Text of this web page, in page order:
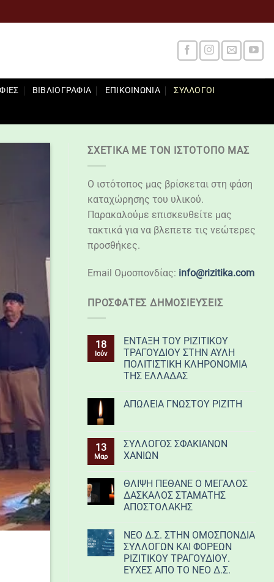
ΒΙΒΛΙΟΓΡΑΦΊΑ ΕΠΙΚΟΙΝΩΝΊΑ ΣΎΛΛΟΓΟΙ
ΣΧΕΤΙΚΆ ΜΕ ΤΟΝ ΙΣΤΌΤΟΠΌ ΜΑΣ
Ο ιστότοπος μας βρίσκεται στη φάση
καταχώρησης του υλικού.
Παρακαλούμε επισκευθείτε μας
τακτικά για να βλεπετε τις νεώτερες
προσθήκες.
Email Ομοσπονδίας: info@rizitika.com
ΠΡΌΣΦΑΤΕΣ ΔΗΜΟΣΙΕΎΣΕΙΣ
18
Ιούν
ΕΝΤΑΞΗ ΤΟΥ ΡΙΖΙΤΙΚΟΥ
ΤΡΑΓΟΥΔΙΟΥ ΣΤΗΝ ΑΥΛΗ
ΠΟΛΙΤΙΣΤΙΚΗ ΚΛΗΡΟΝΟΜΙΑ
ΤΗΣ ΕΛΛΑΔΑΣ
ΑΠΩΛΕΙΑ ΓΝΩΣΤΟΥ ΡΙΖΙΤΗ
13
Μαρ
ΣΥΛΛΟΓΟΣ ΣΦΑΚΙΑΝΩΝ
ΧΑΝΙΩΝ
ΘΛΙΨΗ ΠΕΘΑΝΕ Ο ΜΕΓΑΛΟΣ
ΔΑΣΚΑΛΟΣ ΣΤΑΜΑΤΗΣ
ΑΠΟΣΤΟΛΑΚΗΣ
ΝΕΟ Δ.Σ. ΣΤΗΝ ΟΜΟΣΠΟΝΔΙΑ
ΣΥΛΛΟΓΩΝ ΚΑΙ ΦΟΡΕΩΝ
ΡΙΖΙΤΙΚΟΥ ΤΡΑΓΟΥΔΙΟΥ.
ΕΥΧΕΣ ΑΠΟ ΤΟ ΝΕΟ Δ.Σ.